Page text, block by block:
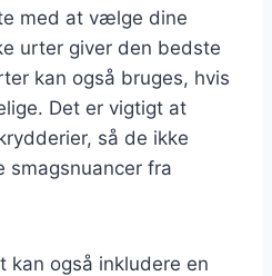
med at vælge dine
urter giver den bedste
kan også bruges, hvis
Det er vigtigt at
så de ikke
smagsnuancer fra
kan også inkludere en